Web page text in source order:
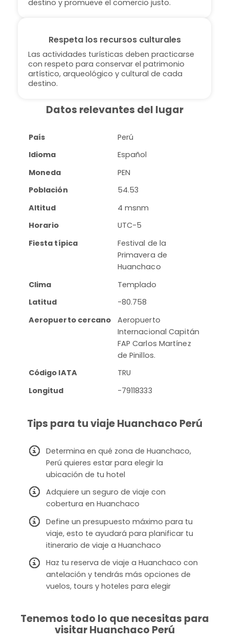
destino y promueve el comercio justo.
Respeta los recursos culturales
Las actividades turísticas deben practicarse
con respeto para conservar el patrimonio
artístico, arqueológico y cultural de cada
destino.
Datos relevantes del lugar
País
Perú
Idioma
Español
Moneda
PEN
Población
54.53
Altitud
4 msnm
Horario
UTC-5
Fiesta típica
Festival de la
Primavera de
Huanchaco
Clima
Templado
Latitud
-80.758
Aeropuerto cercano
Aeropuerto
Internacional Capitán
FAP Carlos Martínez
de Pinillos.
Código IATA
TRU
Longitud
-79118333
Tips para tu viaje Huanchaco Perú
Determina en qué zona de Huanchaco,
Perú quieres estar para elegir la
ubicación de tu hotel
Adquiere un seguro de viaje con
cobertura en Huanchaco
Define un presupuesto máximo para tu
viaje, esto te ayudará para planificar tu
itinerario de viaje a Huanchaco
Haz tu reserva de viaje a Huanchaco con
antelación y tendrás más opciones de
vuelos, tours y hoteles para elegir
Tenemos todo lo que necesitas para
visitar Huanchaco Perú